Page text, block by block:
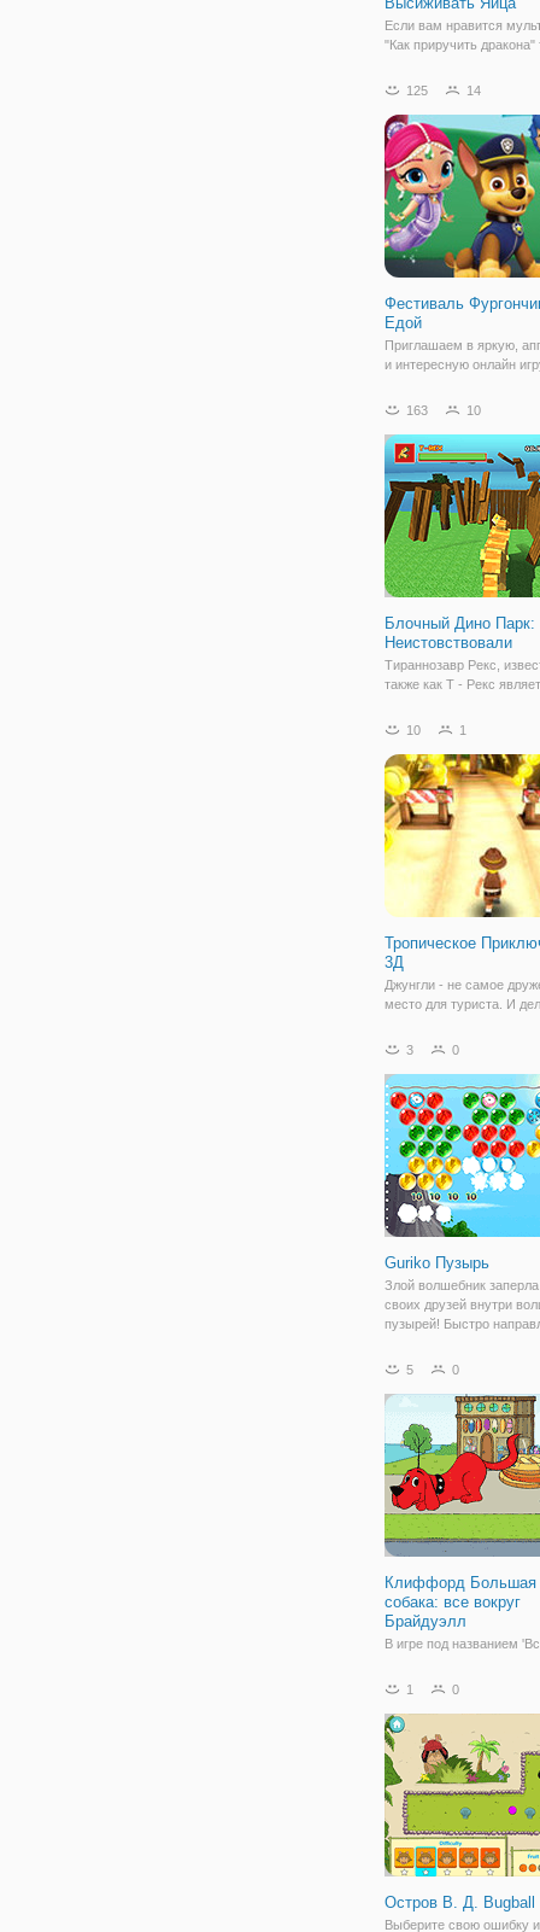
Если вам нравится
"Как приручить дракона"
игра "Приручить
будете выхаживать
дракона, которому
предстоит появиться на
125 14
Фестиваль
Едой
Приглашаем в яркую,
и интересную онлайн
Это простая игра для
аркады. Здесь вы
знакомых персонажей
мультсериалов, как
163 10
Блочный Дино Парк:
Неистовствовали
Тираннозавр Рекс,
также как Т - Рекс
динозавров когда-либо
мелового периода.
пытается воскресить
динозавров по добыче
10 1
Тропическое
3Д
Джунгли - не самое
место для туриста. И
ядовитых растениях и
некоторых тропических
сих пор обитают
которые
3 0
Guriko Пузырь
Злой волшебник
своих друзей внутри
пузырей! Быстро
этой очаровательной
5 0
Клиффорд Большая
собака: все вокруг
Брайдуэлл
В игре под названием
показать вам свою
ее семья переехали. Вы
исследовать город на
выполнить все
люди
1 0
Остров В. Д. Bugball
Выберите свою ошибку и